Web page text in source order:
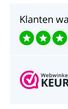
Klanten